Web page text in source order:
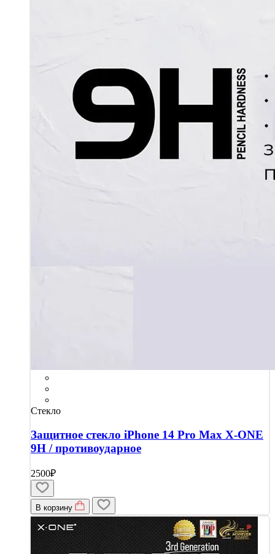
Стекло
Защитное стекло iPhone 14 Pro Max X-ONE
9H / противоударное
2500₽
В корзину